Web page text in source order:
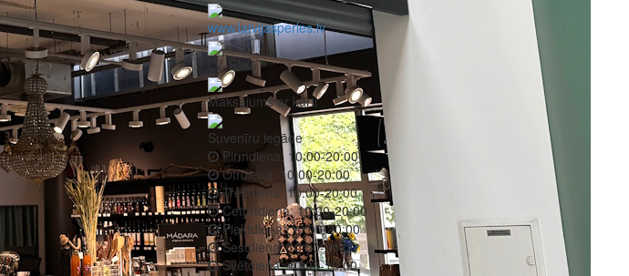
www.latvijasperles.lv
LV, ENG
Maksājums ar karti
Suvenīru iegāde
Pirmdiena: 10:00-20:00
Otrdiena:
10:00-20:00
Trešdiena:10:00-20:00
Ceturtdiena:10:00-20:00
Piektdiena:10:00-20:00
Sestdiena:10:00-20:00
Svētdiena:10:00-18:00